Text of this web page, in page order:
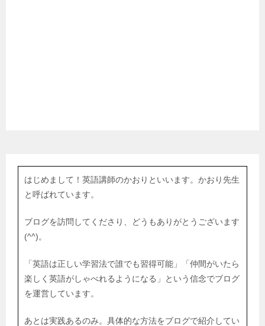
はじめまして！英語講師のかおりといいます。かおり先生
と呼ばれています。
ブログを訪問してくださり、どうもありがとうございます
(^^)。
「英語は正しい学習法で誰でも習得可能」「仲間がいたら
楽しく英語がしゃべれるようになる」という信念でブログ
を運営しています。
あとは実践あるのみ。具体的な方法をブログで紹介してい